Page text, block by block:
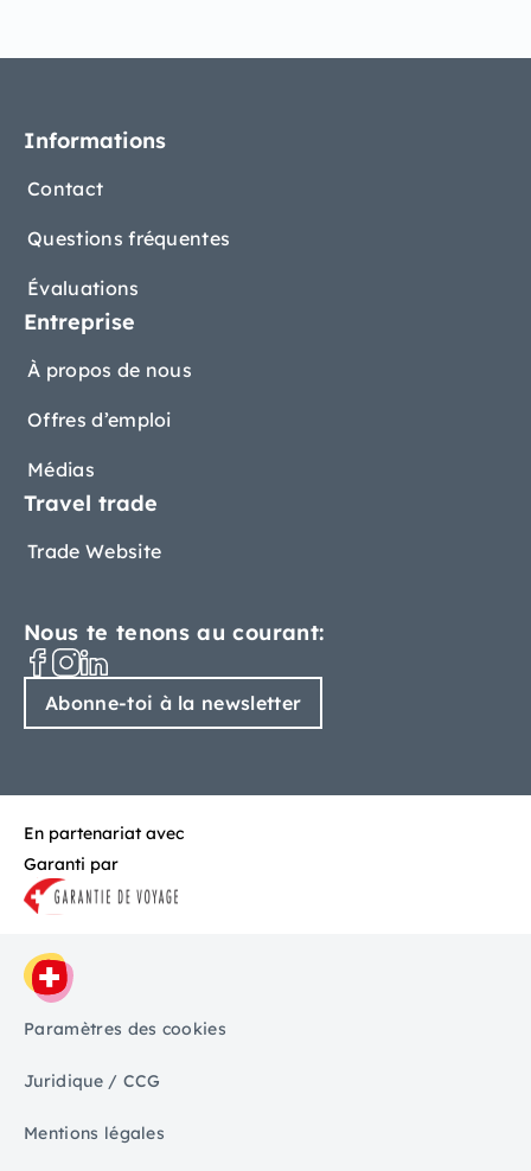
Informations
Contact
Questions fréquentes
Évaluations
Entreprise
À propos de nous
Offres d’emploi
Médias
Travel trade
Trade Website
Nous te tenons au courant:
Abonne-toi à la newsletter
En partenariat avec
Garanti par
Paramètres des cookies
Juridique / CCG
Mentions légales